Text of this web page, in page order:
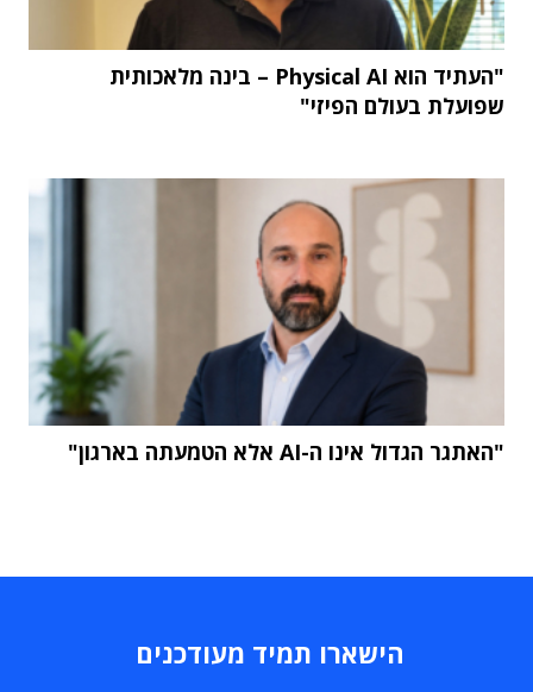
"העתיד הוא Physical AI – בינה מלאכותית
שפועלת בעולם הפיזי"
"האתגר הגדול אינו ה-AI אלא הטמעתה בארגון"
הישארו תמיד מעודכנים